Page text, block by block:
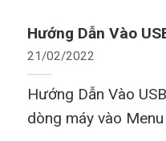
Hướng Dẫn Vào
21/02/2022
Hướng Dẫn Vào
dòng máy vào Menu